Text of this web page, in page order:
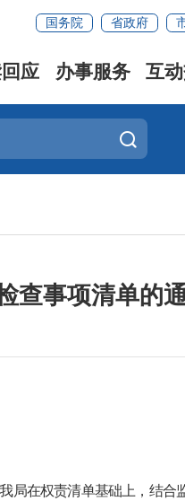
国务院 省政府
应 办事服务 互
查事项清单的
局在权责清单基础上，结合